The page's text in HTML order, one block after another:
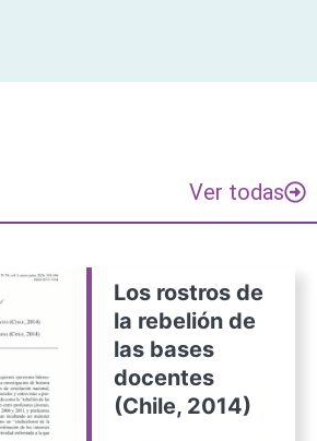
Ver todas
Los rostros de
la rebelión de
las bases
docentes
(Chile, 2014)